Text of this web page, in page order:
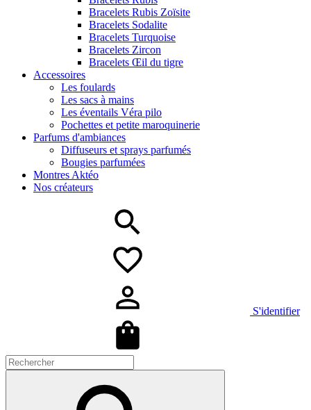
Bracelets Rubis Zoïsite
Bracelets Sodalite
Bracelets Turquoise
Bracelets Zircon
Bracelets Œil du tigre
Accessoires
Les foulards
Les sacs à mains
Les éventails Véra pilo
Pochettes et petite maroquinerie
Parfums d'ambiances
Diffuseurs et sprays parfumés
Bougies parfumées
Montres Aktéo
Nos créateurs
S'identifier